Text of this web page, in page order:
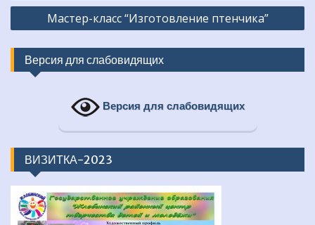
записямМастер-класс “Изготовление птенчика”
Версия для слабовидящих
Версия для слабовидящих
ВИЗИТКА-2023